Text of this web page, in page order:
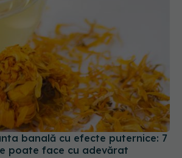
banală cu efecte puternice: 7
poate face cu adevărat